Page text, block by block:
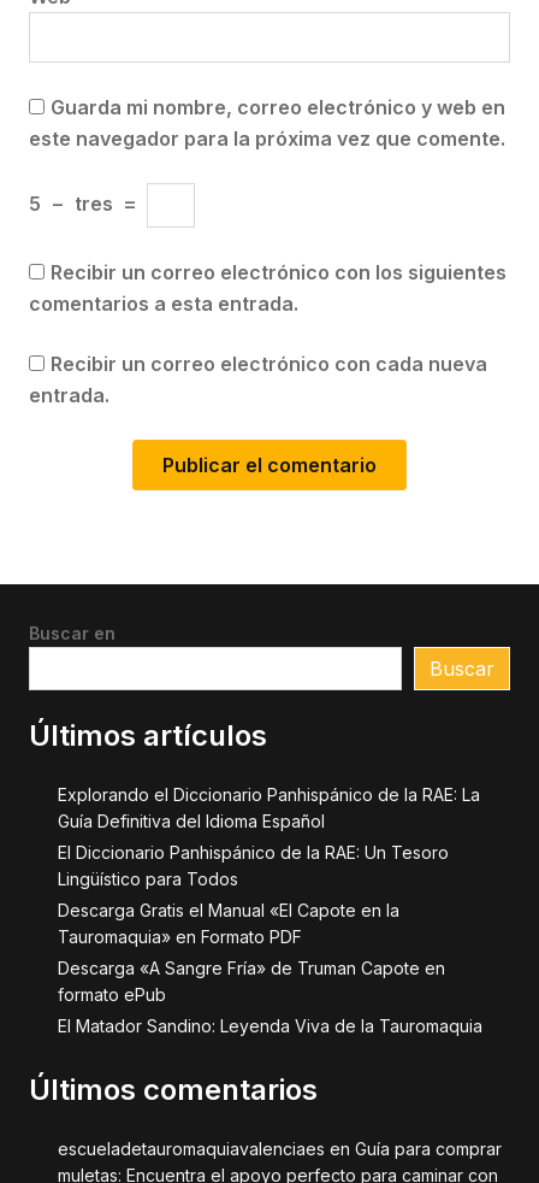
Guarda mi nombre, correo electrónico y web en
este navegador para la próxima vez que comente.
5 − tres =
Recibir un correo electrónico con los siguientes
comentarios a esta entrada.
Recibir un correo electrónico con cada nueva
entrada.
Buscar en
Buscar
Últimos artículos
Explorando el Diccionario Panhispánico de la RAE: La
Guía Definitiva del Idioma Español
El Diccionario Panhispánico de la RAE: Un Tesoro
Lingüístico para Todos
Descarga Gratis el Manual «El Capote en la
Tauromaquia» en Formato PDF
Descarga «A Sangre Fría» de Truman Capote en
formato ePub
El Matador Sandino: Leyenda Viva de la Tauromaquia
Últimos comentarios
escueladetauromaquiavalenciaes en Guía para comprar
muletas: Encuentra el apoyo perfecto para caminar con